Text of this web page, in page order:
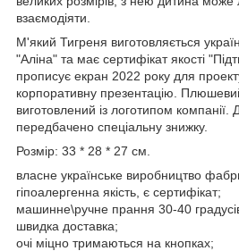
взаємодіяти.
М'який Тигреня виготовляється
"Аліна" та має сертифікат якості
прописує екран 2022 року для
корпоративну презентацію.
виготовлений із логотипом компанії.
передбачено спеціальну знижку.
Розмір: 33 * 28 * 27 см.
власне українське виробництво
гіпоалергенна якість, є сертифікат;
машинне\ручне прання 30-40
швидка доставка;
очі міцно тримаються на кнопках;